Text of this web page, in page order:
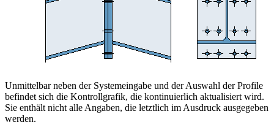
Unmittelbar neben der Systemeingabe und der Auswahl der Profile
befindet sich die Kontrollgrafik, die kontinuierlich aktualisiert wird.
Sie enthält nicht alle Angaben, die letztlich im Ausdruck ausgegeben
werden.